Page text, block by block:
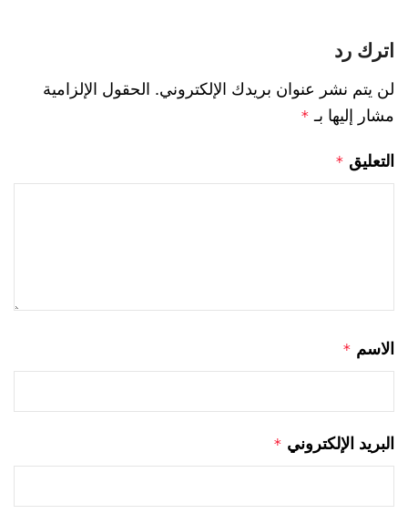
اترك رد
لن يتم نشر عنوان بريدك الإلكتروني. الحقول الإلزامية
مشار إليها بـ *
التعليق *
الاسم *
البريد الإلكتروني *